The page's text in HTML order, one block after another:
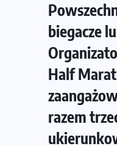
biegacze
Half
razem